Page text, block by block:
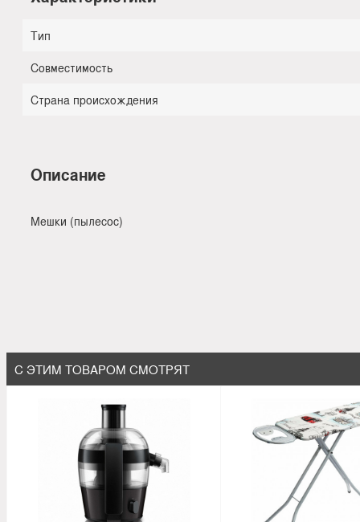
Тип
Совместимость
Страна происхождения
Описание
Мешки (пылесос)
С ЭТИМ ТОВАРОМ СМОТРЯТ